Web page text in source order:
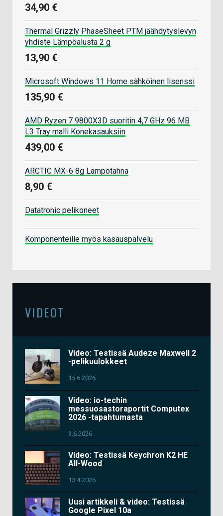
34,90 €
Thermal Grizzly PhaseSheet PTM jäähdytyslevyn
yhdiste Lämpöalusta 2 g
13,90 €
Microsoft Windows 11 Home sähköinen lisenssi
135,90 €
AMD Ryzen 7 9800X3D suoritin 4,7 GHz 96 MB
L3 Tray malli Konekasauksiin
439,00 €
ARCTIC MX-6 8g Lämpötahna
8,90 €
Datatronic pelikoneet
Komponenteille myös kasauspalvelu
VIDEOT
Video: Testissä Audeze Maxwell 2
-pelikuulokkeet
15.6.2026
Video: io-techin
messuosastoraportit Computex
2026 -tapahtumasta
3.6.2026
Video: Testissä Keychron K2 HE
All-Wood
13.4.2026
Uusi artikkeli & video: Testissä
Google Pixel 10a